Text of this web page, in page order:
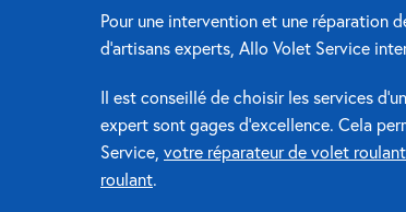
Pour une intervention et une réparation
d’artisans experts, Allo Volet Service
Il est conseillé de choisir les services
expert sont gages d’excellence. Cela
Service, votre réparateur de volet
roulant.